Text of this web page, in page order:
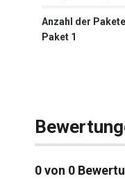
Anzahl der Pakete
Paket 1
0 von 0